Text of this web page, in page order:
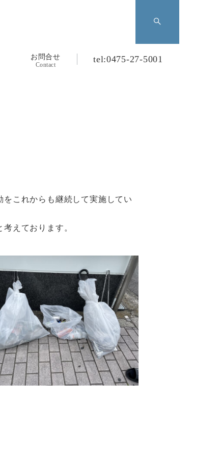
お問合せ
Contact
tel:0475-27-5001
これからも継続して実施してい
えております。